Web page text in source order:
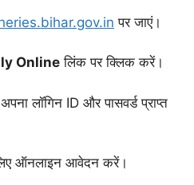
पर जाएं।
Onlineलिंक पर क्लिक करें।
लॉगिन ID और पासवर्ड प्राप्त
ऑनलाइन आवेदन करें।